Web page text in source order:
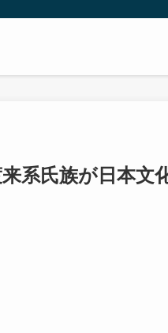
系氏族が日本文